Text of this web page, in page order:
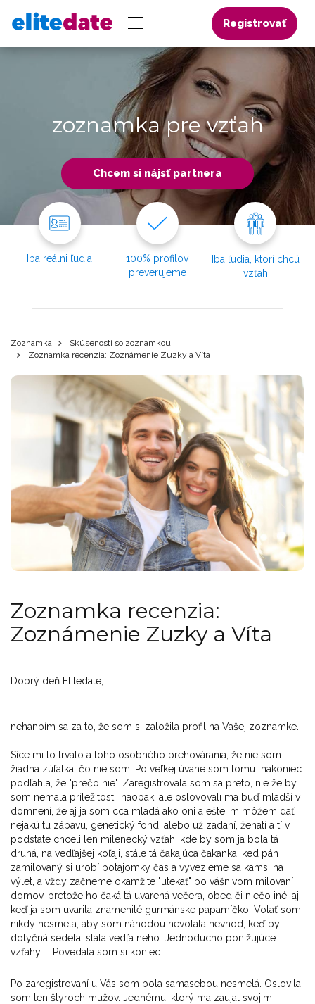
Registrovať
zoznamka pre vzťah
Chcem si nájsť partnera
Iba reálni ľudia
100% profilov
preverujeme
Iba ľudia, ktorí chcú
vzťah
Zoznamka
Skúsenosti so zoznamkou
Zoznamka recenzia: Zoznámenie Zuzky a Víta
Zoznamka recenzia:
Zoznámenie Zuzky a Víta
Dobrý deň Elitedate,
nehanbím sa za to, že som si založila profil na Vašej zoznamke.
Síce mi to trvalo a toho osobného prehovárania, že nie som
žiadna zúfalka, čo nie som. Po veľkej úvahe som tomu nakoniec
podľahla, že "prečo nie". Zaregistrovala som sa preto, nie že by
som nemala príležitosti, naopak, ale oslovovali ma buď mladší v
domnení, že aj ja som cca mladá ako oni a ešte im môžem dať
nejakú tu zábavu, genetický fond, alebo už zadaní, ženatí a tí v
podstate chceli len milenecký vzťah, kde by som ja bola tá
druhá, na vedľajšej koľaji, stále tá čakajúca čakanka, ked pán
zamilovaný si urobí potajomky čas a vyvezieme sa kamsi na
výlet, a vždy začneme okamžite "utekať" po vášnivom milovaní
domov, pretože ho čaká tá uvarená večera, obed či niečo iné, aj
keď ja som uvarila znamenité gurmánske papamíčko. Volať som
nikdy nesmela, aby som náhodou nevolala nevhod, keď by
dotyčná sedela, stála vedľa neho. Jednoducho ponižujúce
vzťahy ... Povedala som si koniec.
Po zaregistrovaní u Vás som bola samasebou nesmelá. Oslovila
som len štyroch mužov. Jednému, ktorý ma zaujal svojim